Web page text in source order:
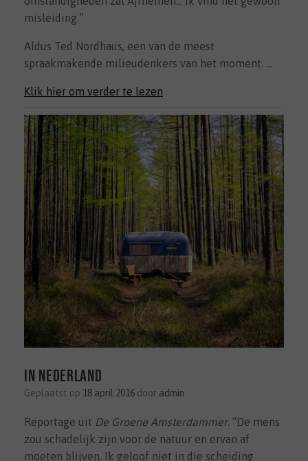
misleiding.”
Aldus Ted Nordhaus, een van de meest
spraakmakende milieudenkers van het moment. …
Klik hier om verder te lezen
In Nederland
Geplaatst op 18 april 2016 door admin
Reportage uit De Groene Amsterdammer. “De mens
zou schadelijk zijn voor de natuur en ervan af
moeten blijven. Ik geloof niet in die scheiding